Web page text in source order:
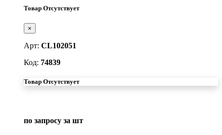
Товар Отсутствует
×
Арт: CL102051
Код: 74839
Товар Отсутствует
по запросу за шт